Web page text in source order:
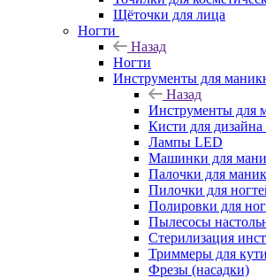
Щёточки для лица
Ногти
Назад
Ногти
Инструменты для
Назад
Инструменты для
Кисти для
Лампы LED
Машинки для
Палочки для
Пилочки для
Полировки для
Пылесосы
Стерилизация
Триммеры для
Фрезы (насадки)